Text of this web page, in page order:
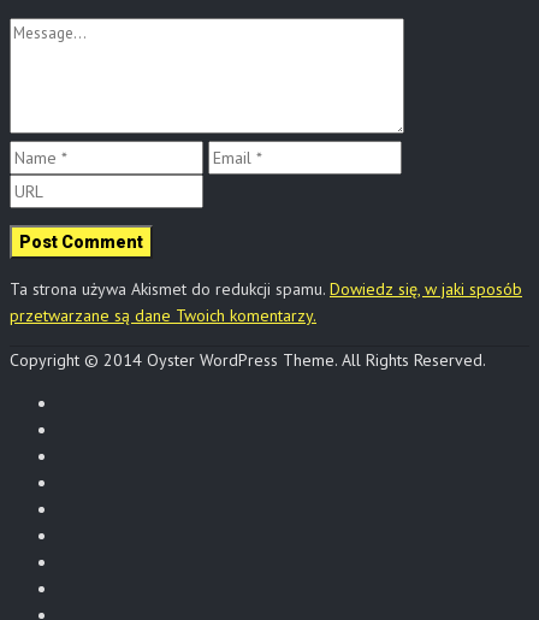
Ta strona używa Akismet do redukcji spamu. Dowiedz się, w jaki sposób
przetwarzane są dane Twoich komentarzy.
Copyright © 2014 Oyster WordPress Theme. All Rights Reserved.